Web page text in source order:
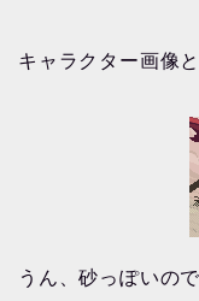
キャラクター画像
うん、砂っぽいの